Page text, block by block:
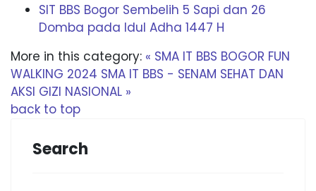
SIT BBS Bogor Sembelih 5 Sapi dan 26
Domba pada Idul Adha 1447 H
More in this category: « SMA IT BBS BOGOR FUN
WALKING 2024 SMA IT BBS - SENAM SEHAT DAN
AKSI GIZI NASIONAL »
back to top
Search